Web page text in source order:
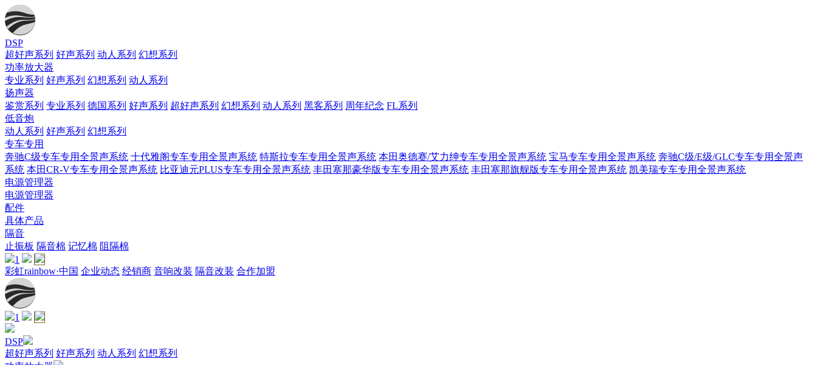
DSP
超好声系列 好声系列 动人系列 幻想系列
功率放大器
专业系列 好声系列 幻想系列 动人系列
扬声器
鉴赏系列 专业系列 德国系列 好声系列 超好声系列 幻想系列 动人系列 黑客系列 周年纪念 FL系列
低音炮
动人系列 好声系列 幻想系列
专车专用
奔驰C级专车专用全景声系统 十代雅阁专车专用全景声系统 特斯拉专车专用全景声系统 本田奥德赛/艾力绅专车专用全景声系统 宝马专车专用全景声系统 奔驰C级/E级/GLC专车专用全景声
系统 本田CR-V专车专用全景声系统 比亚迪元PLUS专车专用全景声系统 丰田塞那豪华版专车专用全景声系统 丰田塞那旗舰版专车专用全景声系统 凯美瑞专车专用全景声系统
电源管理器
电源管理器
配件
具体产品
隔音
止振板 隔音棉 记忆棉 阻隔棉
1
彩虹rainbow·中国 企业动态 经销商 音响改装 隔音改装 合作加盟
1
DSP
超好声系列 好声系列 动人系列 幻想系列